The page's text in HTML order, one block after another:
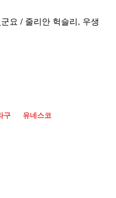
요 / 줄리안 헉슬리, 우생
구
유네스코